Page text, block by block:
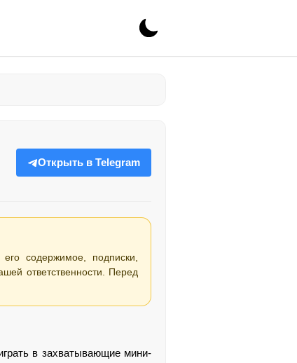
Открыть в Telegram
его содержимое, подписки,
ответственности. Перед
в захватывающие мини-